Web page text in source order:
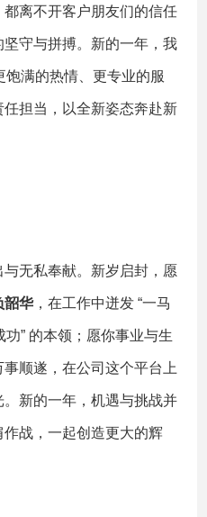
离不开客户朋友们的信任
守与拼搏。新的一年，我
饱满的热情、更专业的服
担当，以全新姿态奔赴新
无私奉献。新岁启封，愿
韶华，在工作中迸发 “一马
功” 的本领；愿你事业与生
顺遂，在公司这个平台上
新的一年，机遇与挑战并
战，一起创造更大的辉